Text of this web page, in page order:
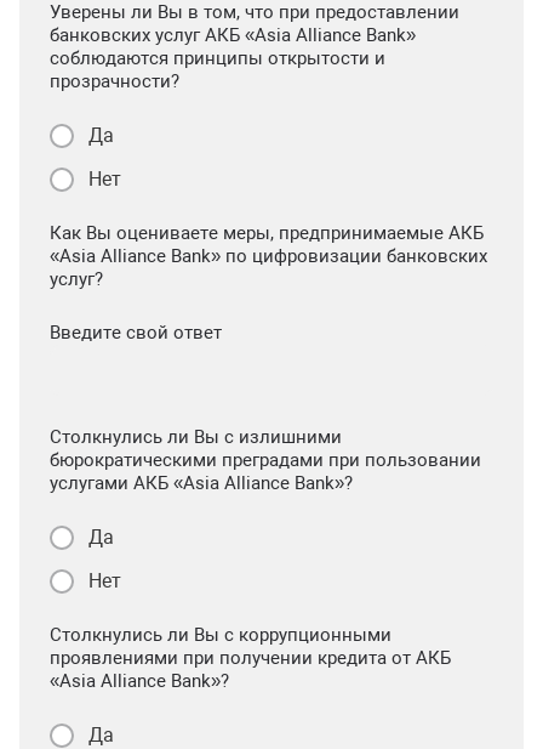
Уверены ли Вы в том, что при предоставлении
банковских услуг АКБ «Asia Alliance Bank»
соблюдаются принципы открытости и
прозрачности?
Да
Нет
Как Вы оцениваете меры, предпринимаемые АКБ
«Asia Alliance Bank» по цифровизации банковских
услуг?
Введите свой ответ
Столкнулись ли Вы с излишними
бюрократическими преградами при пользовании
услугами АКБ «Asia Alliance Bank»?
Да
Нет
Столкнулись ли Вы с коррупционными
проявлениями при получении кредита от АКБ
«Asia Alliance Bank»?
Да